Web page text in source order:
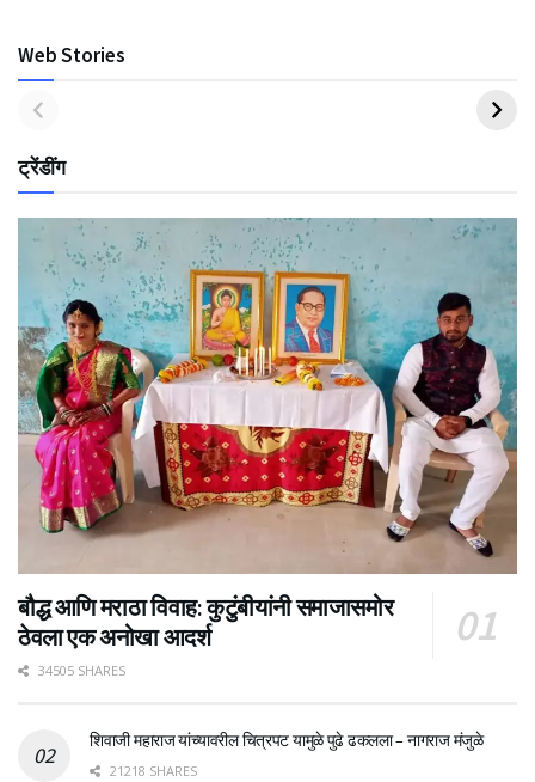
Web Stories
ट्रेंडींग
बौद्ध आणि मराठा विवाह: कुटुंबीयांनी समाजासमोर
ठेवला एक अनोखा आदर्श
34505 SHARES
शिवाजी महाराज यांच्यावरील चित्रपट यामुळे पुढे ढकलला – नागराज मंजुळे
21218 SHARES